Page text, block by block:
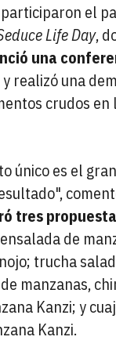
el
Life Day,
una
y realizó una
crudos en
único es el
tres
ensalada de
trucha
manzanas,
Kanzi; y
Kanzi.